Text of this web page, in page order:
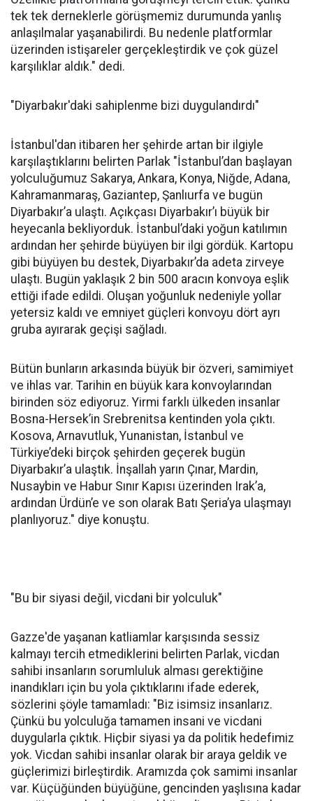
azından örnek olan, yeni misyonların önünü açan bir
girişim olacaktır." dedi.
Mehmet Ali Parlak
"Beş aylık hazırlığın ardından yola çıktık"
Konvoy koordinatörlerinden Mehmet Ali Parlak ise
organizasyonun yaklaşık beş aylık hazırlık sürecinin
ardından hayata geçirildiğini belirtti.
Hazırlık sürecinde Türkiye'nin birçok ilini ziyaret
ederek sivil toplum platformlarıyla görüştüklerini
ifade eden Parlak, "Yaklaşık beş aylık yoğun bir hazırlık
süreci geçirdik. Bu süreçte üç kez İstanbul’a gittik, iki
kez de Doğu ve Güneydoğu Anadolu Bölgesi’ni
dolaşarak sivil toplum platformlarıyla görüştük.
karşılıklar aldık." dedi.
"Diyarbakır'daki sahiplenme bizi duygulandırdı"
İstanbul'dan itibaren her şehirde artan bir ilgiyle
karşılaştıklarını belirten Parlak "İstanbul’dan başlayan
yolculuğumuz Sakarya, Ankara, Konya, Niğde, Adana,
Kahramanmaraş, Gaziantep, Şanlıurfa ve bugün
Diyarbakır’a ulaştı. Açıkçası Diyarbakır’ı büyük bir
heyecanla bekliyorduk. İstanbul’daki yoğun katılımın
ardından her şehirde büyüyen bir ilgi gördük. Kartopu
gibi büyüyen bu destek, Diyarbakır’da adeta zirveye